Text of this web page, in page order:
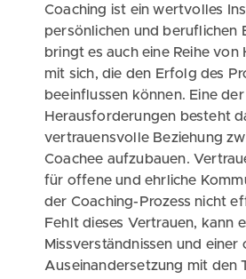
Coaching ist ein wertvolles
persönlichen und beruflichen
bringt es auch eine Reihe
mit sich, die den Erfolg des
beeinflussen können. Eine
Herausforderungen besteht
vertrauensvolle Beziehung
Coachee aufzubauen.
für offene und ehrliche
der Coaching-Prozess nicht
Fehlt dieses Vertrauen, kann
Missverständnissen und
Auseinandersetzung mit den